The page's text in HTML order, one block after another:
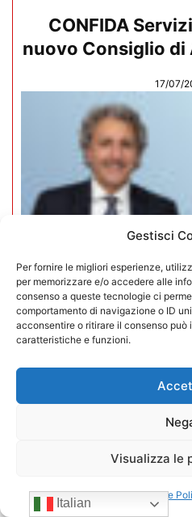
Gestisci
Per fornire le migliori esperienze,
per memorizzare e/o accedere alle
consenso a queste tecnologie ci
comportamento di navigazione o ID
acconsentire o ritirare il consenso
caratteristiche e funzioni.
Visualizza le
Cookie
CONFIDA
nuovo Consiglio
17/07/
Mario Toniutti
Presidente di
quadriennio
15/07/
Italian